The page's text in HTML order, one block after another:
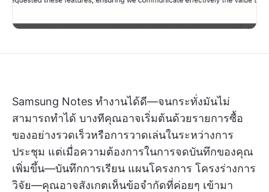
Samsung Notes ทำงานได้ดี—จนกระทั่งมันไม่
สามารถทำได้ บางทีคุณอาจเริ่มต้นด้วยรายการซื้อ
ของอย่างรวดเร็วหรือการวาดเล่นในระหว่างการ
ประชุม แต่เมื่อความต้องการในการจดบันทึกของคุณ
เพิ่มขึ้น—บันทึกการเรียน แผนโครงการ โครงร่างการ
วิจัย—คุณอาจสังเกตเห็นข้อจำกัดที่ค่อยๆ เข้ามา